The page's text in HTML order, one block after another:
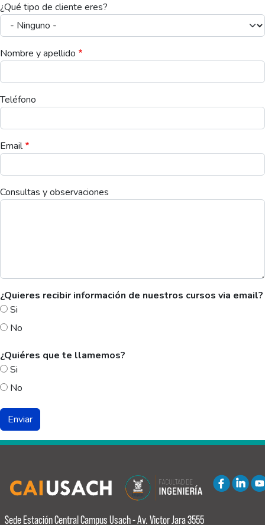
¿Qué tipo de cliente eres?
Nombre y apellido
Teléfono
Email
Consultas y observaciones
¿Quieres recibir información de nuestros cursos via email?
Si
No
¿Quiéres que te llamemos?
Si
No
Sede Estación Central Campus Usach - Av. Victor Jara 3555